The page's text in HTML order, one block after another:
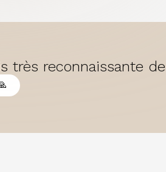
très reconnaissante de